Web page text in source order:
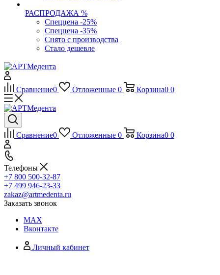
РАСПРОДАЖА %
Спеццена -25%
Спеццена -35%
Снято с производства
Стало дешевле
Сравнение0 Отложенные 0 Корзина0 0
Сравнение0 Отложенные 0 Корзина0 0
Телефоны
+7 800 500-32-87
+7 499 946-23-33
zakaz@artmedenta.ru
Заказать звонок
MAX
Вконтакте
Личный кабинет